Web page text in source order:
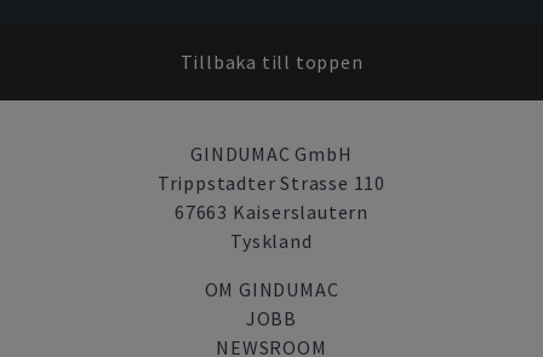
Tillbaka till toppen
GINDUMAC GmbH
Trippstadter Strasse 110
67663 Kaiserslautern
Tyskland
OM GINDUMAC
JOBB
NEWSROOM